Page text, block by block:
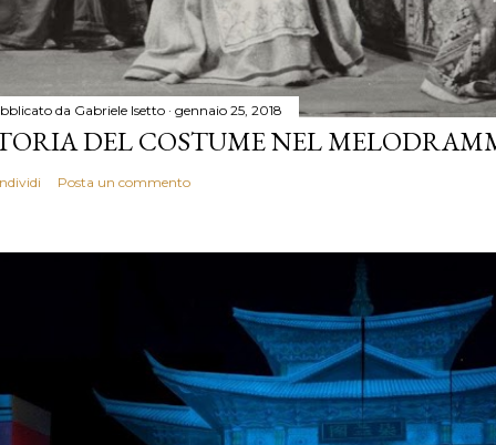
da Gabriele Isetto gennaio 25, 2018
DEL COSTUME NEL
Posta un commento